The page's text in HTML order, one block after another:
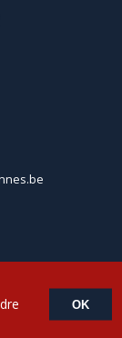
- Developed by
OK